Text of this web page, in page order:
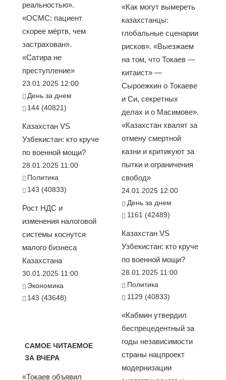
реальностью».
«ОСМС: пациент
скорее мёртв, чем
застрахован».
«Сатира не
преступление»
23.01.2025 12:00
День за днем
144 (40821)
Казахстан VS
Узбекистан: кто круче
по военной мощи?
28.01.2025 11:00
Политика
143 (40833)
Рост НДС и
изменения налоговой
системы коснутся
малого бизнеса
Казахстана
30.01.2025 11:00
Экономика
143 (43648)
САМОЕ ЧИТАЕМОЕ
ЗА ВЧЕРА
«Токаев объявил
«Как могут вымереть
казахстанцы:
глобальные сценарии
рисков». «Выезжаем
на том, что Токаев —
китаист» —
Сыроежкин о Токаеве
и Си, секретных
делах и о Масимове».
«Казахстан хвалят за
отмену смертной
казни и критикуют за
пытки и ограничения
свобод»
24.01.2025 12:00
День за днем
1161 (42489)
Казахстан VS
Узбекистан: кто круче
по военной мощи?
28.01.2025 11:00
Политика
1129 (40833)
«Кабмин утвердил
беспрецедентный за
годы независимости
страны нацпроект
модернизации